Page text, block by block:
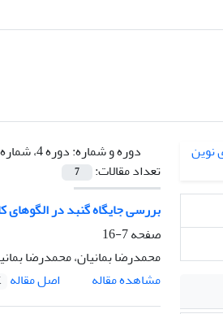
دوره و شماره:دوره 4، شماره 3 - شماره پیاپی 8، پاییز 1393
تعداد مقالات:
7
بررسی جایگاه گنبد در
صفحه7-16
محمدرضا بمانیان، محمدرضا
مشاهده مقاله
اصل مقاله